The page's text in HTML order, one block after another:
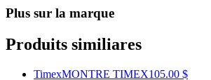
Plus sur la marque
Produits similiares
TimexMONTRE TIMEX105.00 $